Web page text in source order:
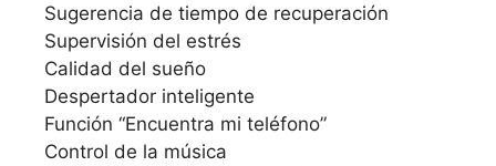
Sugerencia de tiempo de recuperación
Supervisión del estrés
Calidad del sueño
Despertador inteligente
Función “Encuentra mi teléfono”
Control de la música